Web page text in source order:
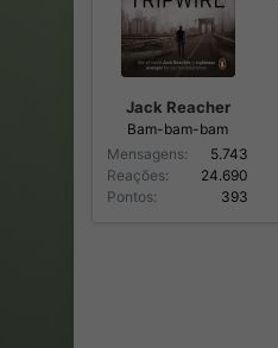
Jack Reacher
Bam-bam-bam
Mensagens
5.743
Reações
24.690
Pontos
393